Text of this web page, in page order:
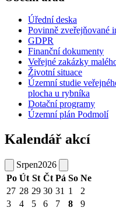
Úřední deska
Povinně zveřejňované
GDPR
Finanční dokumenty
Veřejné zakázky
Životní situace
Územní studie
plocha u rybníka
Dotační programy
Územní plán Podmolí
Kalendář akcí
Srpen2026
Po Út St Čt Pá So Ne
27 28 29 30 31 1
2
3
4 5 6 7 8
9